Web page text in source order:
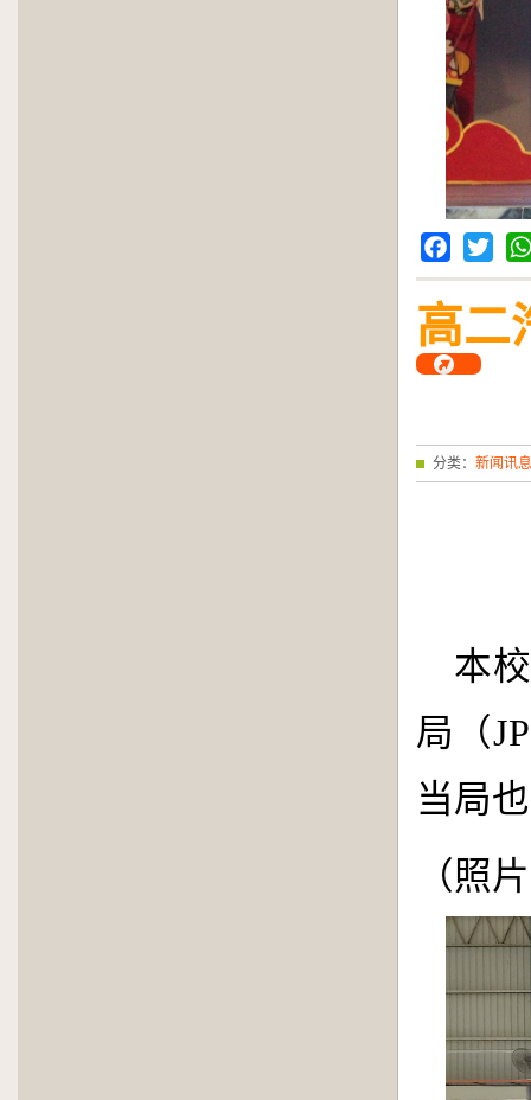
Facebook
Twitter
高二
分类： 新闻讯息
本
局 （
当局
（照